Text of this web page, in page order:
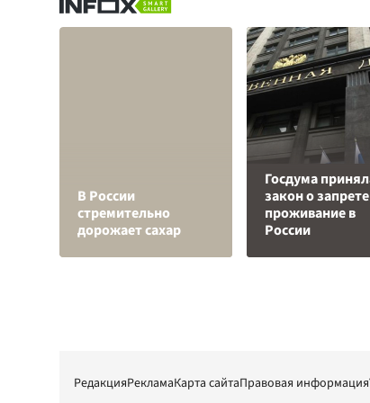
В России
стремительно
дорожает сахар
Госдума
закон о
проживание в
России
РедакцияРекламаКарта сайтаПравовая информация